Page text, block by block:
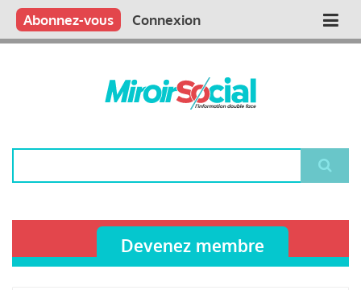
Aller
contenu
Main
Qui sommes nous ?
Vous publiez
Nous publions
Contactez-nous
Abonnez-vous Connexion
Devenez membre